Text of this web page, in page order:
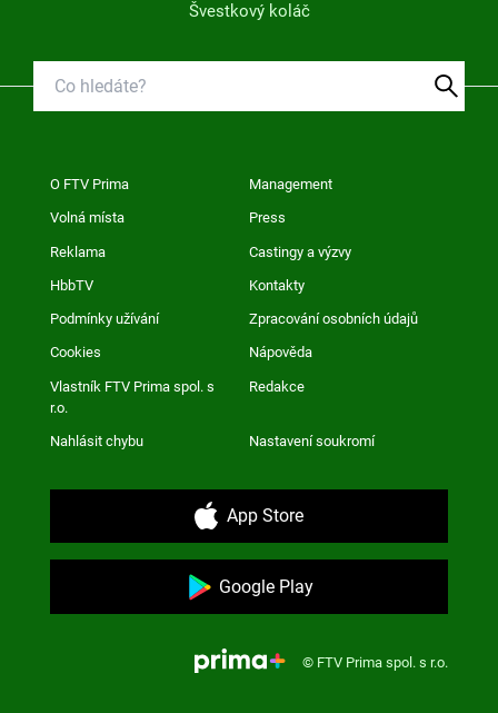
Švestkový koláč
O FTV Prima Management
Volná místa Press
Reklama Castingy a výzvy
HbbTV Kontakty
Podmínky užívání Zpracování osobních údajů
Cookies Nápověda
Vlastník FTV Prima spol. s
r.o.
Redakce
Nahlásit chybu Nastavení soukromí
App Store
Google Play
© FTV Prima spol. s r.o.